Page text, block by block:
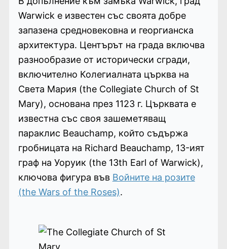
Warwick е известен със своята добре
запазена средновековна и георгианска
архитектура. Центърът на града включва
разнообразие от исторически сгради,
включително Колегиалната църква на
Света Мария (the Collegiate Church of St
Mary), основана през 1123 г. Църквата е
известна със своя зашеметяващ
параклис Beauchamp, който съдържа
гробницата на Richard Beauchamp, 13-ият
граф на Уоруик (the 13th Earl of Warwick),
ключова фигура във Войните на розите
(the Wars of the Roses).